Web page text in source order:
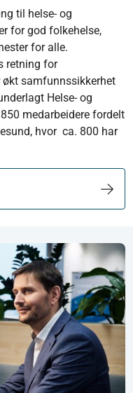
til helse- og
for god folkehelse,
for alle.
retning for
samfunnssikkerhet
Helse- og
medarbeidere fordelt
hvor ca. 800 har